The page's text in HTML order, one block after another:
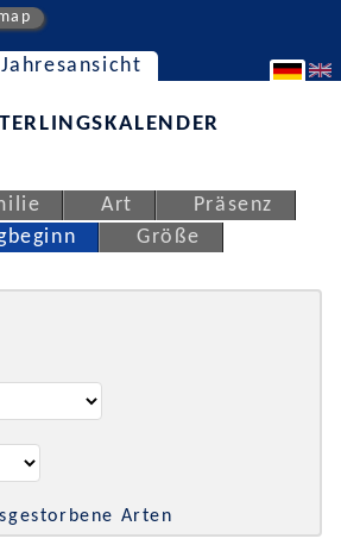
Jahresansicht
Art
Präsenz
Größe
Arten